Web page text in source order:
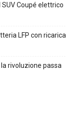
SUV Coupé elettrico
LFP con ricarica
rivoluzione passa